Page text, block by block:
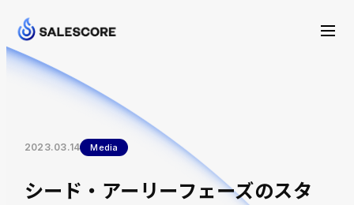
2023.03.14 Media
シード・アーリーフェーズのスタ